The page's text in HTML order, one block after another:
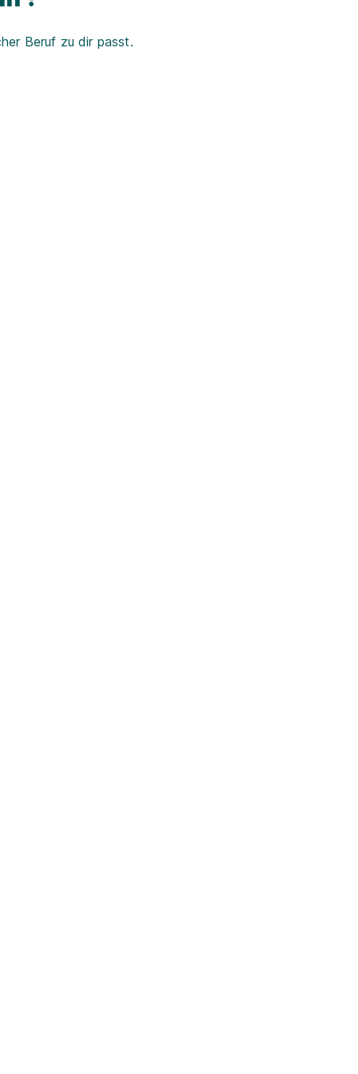
Beruf zu dir passt.